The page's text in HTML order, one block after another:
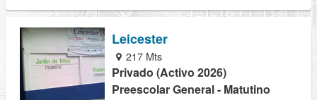
Leicester
217 Mts
Privado (Activo 2026)
Preescolar General - Matutino